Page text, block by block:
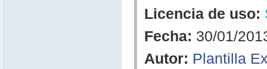
Licencia de uso:
Fecha: 30/01/
Autor: Plantilla